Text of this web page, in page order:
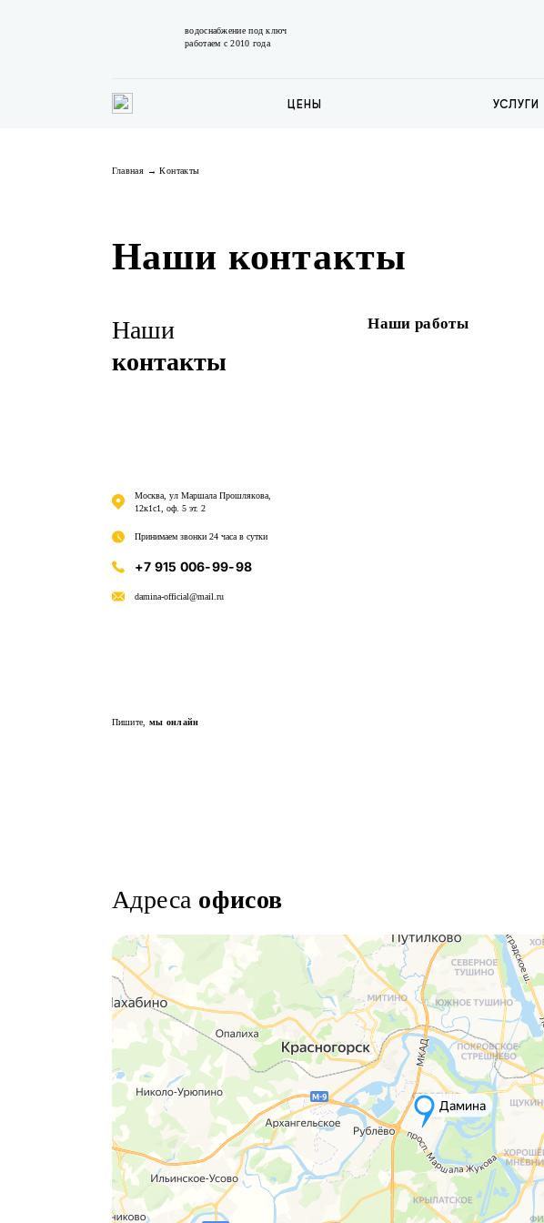
водоснабжение под ключ
работаем с 2010 года
ЦЕНЫ УСЛУГИ
Главная →Контакты
Наши контакты
Наши
контакты
Москва, ул Маршала Прошлякова,
12к1с1, оф. 5 эт. 2
Принимаем звонки 24 часа в сутки
+7 915 006-99-98
damina-official@mail.ru
Пишите, мы онлайн
Наши работы
Адреса офисов